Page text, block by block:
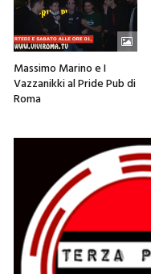
Massimo Marino e I
Vazzanikki al Pride Pub di
Roma